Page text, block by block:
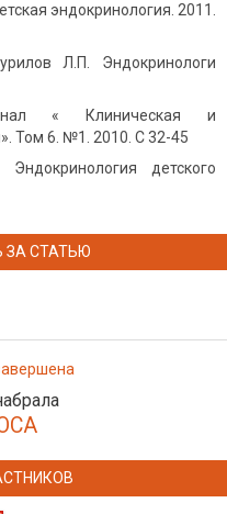
эндокринология. 2011.
Л.П. Эндокринологи
« Клиническая и
Том 6. №1. 2010. С 32-45
детского
ЗА СТАТЬЮ